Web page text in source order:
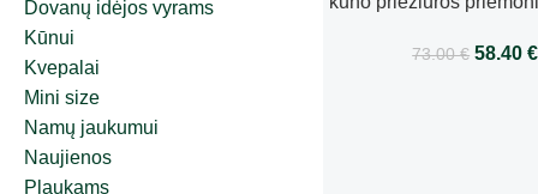
Dovanų idėjos vyrams
Kūnui
Kvepalai
Mini size
Namų jaukumui
Naujienos
Plaukams
Vitamin
73.00€ 58.40€